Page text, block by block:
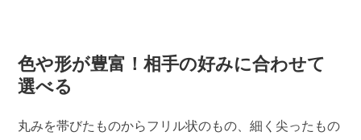
色や形が豊富！相手の好みに合わせて
選べる
丸みを帯びたものからフリル状のもの、細く尖ったもの